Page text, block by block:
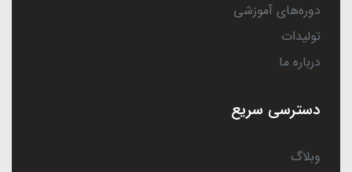
دوره‌های آموزشی
تولیدات
درباره ما
دسترسی سریع
وبلاگ